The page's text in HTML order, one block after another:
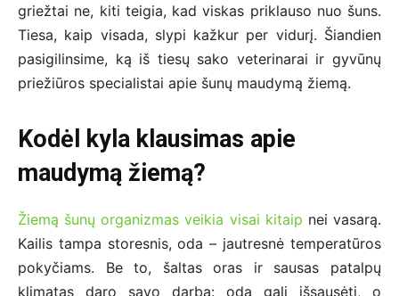
griežtai ne, kiti teigia, kad viskas priklauso nuo šuns.
Tiesa, kaip visada, slypi kažkur per vidurį. Šiandien
pasigilinsime, ką iš tiesų sako veterinarai ir gyvūnų
priežiūros specialistai apie šunų maudymą žiemą.
Kodėl kyla klausimas apie
maudymą žiemą?
Žiemą šunų organizmas veikia visai kitaip nei vasarą.
Kailis tampa storesnis, oda – jautresnė temperatūros
pokyčiams. Be to, šaltas oras ir sausas patalpų
klimatas daro savo darbą: oda gali išsausėti, o